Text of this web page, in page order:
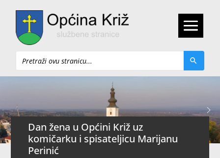
Pretraži
Dan žena u Općini Križ uz
komičarku i spisateljicu Marijanu
Perinić